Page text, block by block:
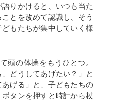
りかけると、いつも当た
とを改めて認識し、そう
もたちが集中していく様
頭の体操をもうひとつ。
どうしてあげたい？」と
げる」と、子どもたちの
タンを押すと時計から杖